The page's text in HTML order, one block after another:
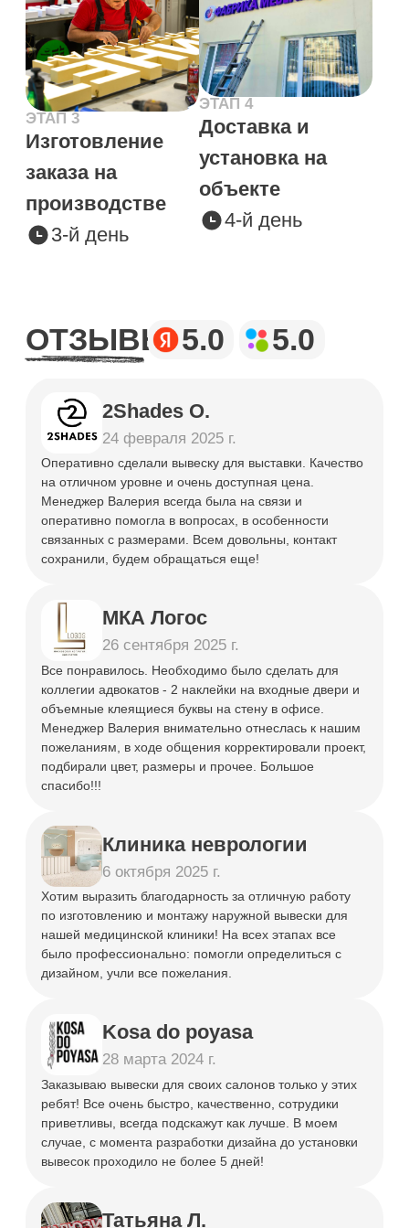
Все сделали профессионально от а и до я,
рекомендовали как будет лучше, делали все
необходимы поправки. Менеджер 100 раз все
проверила, установщик повел себя так же
профессионально. Отличная команда,
рекомендовал бы всем
ПОЧЕМУ
ВЫБИРАЮТ
МИР
РЕКЛАМЫ
Производство «под ключ»
Гибкость
Гарантия качества
Берем на себя все этапы работы:
от разработки макета до
установки таблички на объект.
Умеем реализовать
требования, а также предлагаем
оптимальные решения по срокам
и бюджету.
Объемные
буквы
от 1 600 ₽
Световые
короба
от 4 000 ₽
Интерьерная
реклама
от 3 500 ₽
Панель-
кронштейны
от 13000 ₽
СВЯЖИТЕСЬ С НАМИ
Любым удобным способом